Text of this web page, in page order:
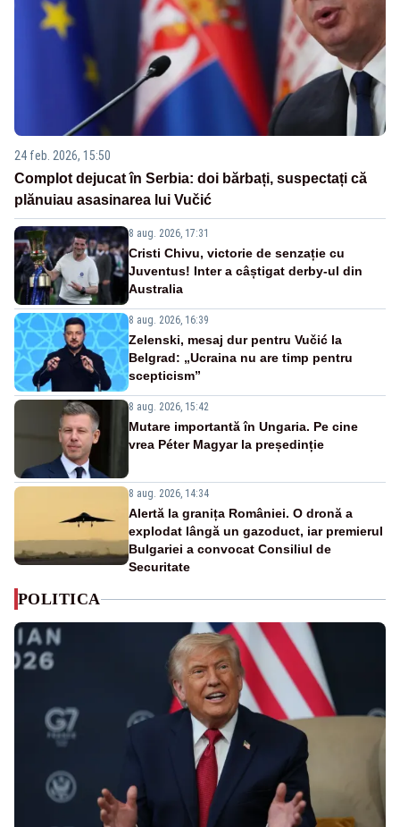
24 feb. 2026, 15:50
Complot dejucat în Serbia: doi bărbați, suspectați că
plănuiau asasinarea lui Vučić
8 aug. 2026, 17:31
Cristi Chivu, victorie de senzație cu
Juventus! Inter a câștigat derby-ul din
Australia
8 aug. 2026, 16:39
Zelenski, mesaj dur pentru Vučić la
Belgrad: „Ucraina nu are timp pentru
scepticism”
8 aug. 2026, 15:42
Mutare importantă în Ungaria. Pe cine
vrea Péter Magyar la președinție
8 aug. 2026, 14:34
Alertă la granița României. O dronă a
explodat lângă un gazoduct, iar premierul
Bulgariei a convocat Consiliul de
Securitate
POLITICA